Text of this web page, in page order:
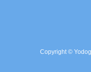
Copyright ©